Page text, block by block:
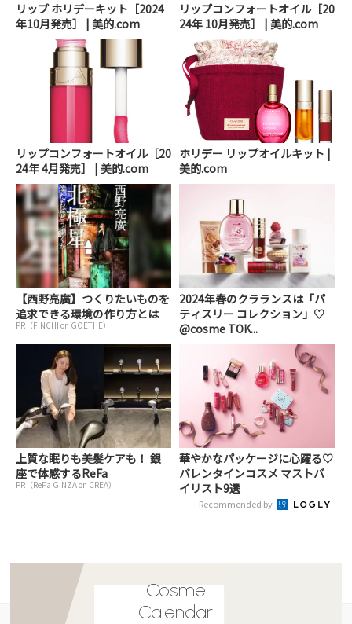
リップ ホリデーキット［2024
年10月発売］ | 美的.com
リップコンフォートオイル［20
24年 10月発売］ | 美的.com
リップコンフォートオイル［20
24年 4月発売］ | 美的.com
ホリデー リップオイルキット |
美的.com
【西野亮廣】つくりたいものを
追求できる環境の作り方とは
PR（FINCHI on GOETHE）
2024年春のクラランスは「パ
ティスリー コレクション」♡
@cosme TOK...
上質な眠りも美髪ケアも！ 銀
座で体感するReFa
PR（ReFa GINZA on CREA）
華やかなパッケージに心躍る♡
バレンタインコスメ マストバ
イリスト9選
Recommended by
Cosme
Calendar